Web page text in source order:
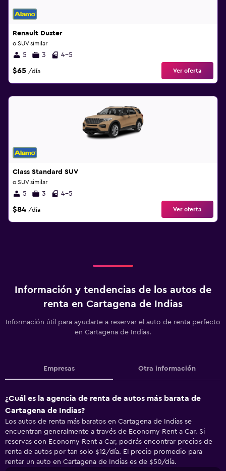
Renault Duster
o SUV similar
5 3 4-5
$65 /día Ver oferta
Class Standard SUV
o SUV similar
5 3 4-5
$84 /día Ver oferta
Información y tendencias de los autos de
renta en Cartagena de Indias
Información útil para ayudarte a reservar el auto de renta perfecto
en Cartagena de Indias.
Empresas Otra información
¿Cuál es la agencia de renta de autos más barata de
Cartagena de Indias?
Los autos de renta más baratos en Cartagena de Indias se
encuentran generalmente a través de Economy Rent a Car. Si
reservas con Economy Rent a Car, podrás encontrar precios de
renta de autos por tan solo $12/día. El precio promedio para
rentar un auto en Cartagena de Indias es de $50/día.